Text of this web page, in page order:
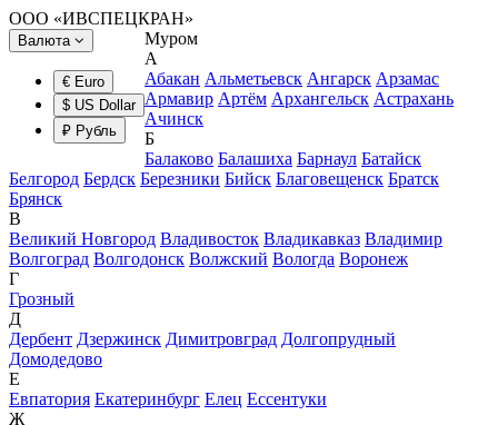
ООО «ИВСПЕЦКРАН»
Валюта
€ Euro
$ US Dollar
₽ Рубль
Муром
А
Абакан Альметьевск Ангарск Арзамас
Армавир Артём Архангельск Астрахань
Ачинск
Б
Балаково Балашиха Барнаул Батайск
Белгород Бердск Березники Бийск Благовещенск Братск
Брянск
В
Великий Новгород Владивосток Владикавказ Владимир
Волгоград Волгодонск Волжский Вологда Воронеж
Г
Грозный
Д
Дербент Дзержинск Димитровград Долгопрудный
Домодедово
Е
Евпатория Екатеринбург Елец Ессентуки
Ж